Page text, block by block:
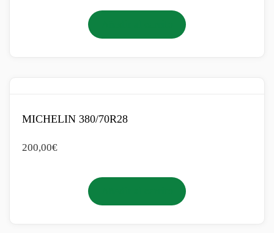
MICHELIN 380/70R28
200,00€